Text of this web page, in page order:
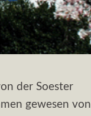
der Soester
gewesen von